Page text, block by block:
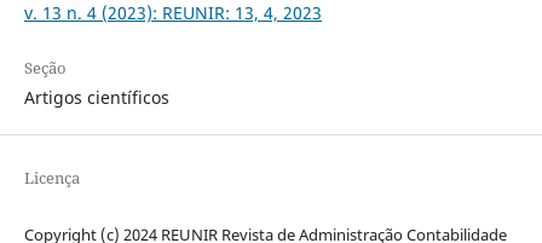
v. 13 n. 4 (2023): REUNIR: 13, 4, 2023
Seção
Artigos científicos
Licença
Copyright (c) 2024 REUNIR Revista de Administração Contabilidade